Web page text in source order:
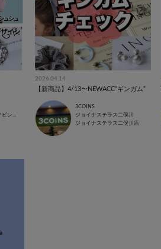
宇都宮インターパークビレッジ店
2026.04.14
【新商品】4/13〜NEWACC“ギンガム“
3COINS
ジョイナステラス二俣川
ジョイナステラス二俣川店